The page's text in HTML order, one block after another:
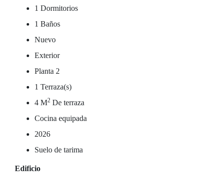
1 Dormitorios
1 Baños
Nuevo
Exterior
Planta 2
1 Terraza(s)
4 M2 De terraza
Cocina equipada
2026
Suelo de tarima
Edificio